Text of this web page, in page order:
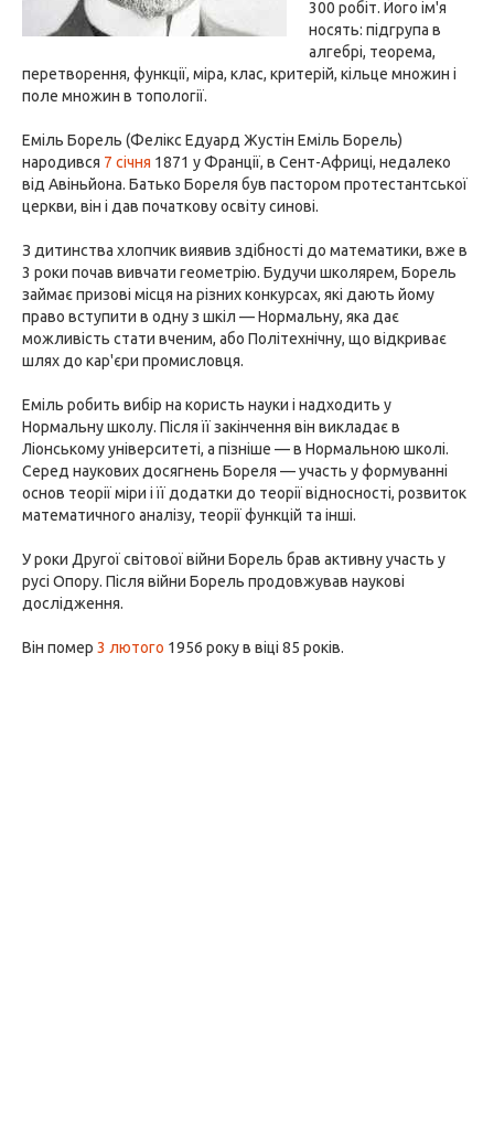
300 робіт. Його ім'я
носять: підгрупа в
алгебрі, теорема,
перетворення, функції, міра, клас, критерій, кільце множин і
поле множин в топології.
Еміль Борель (Фелікс Едуард Жустін Еміль Борель)
народився 7 січня 1871 у Франції, в Сент-Африці, недалеко
від Авіньйона. Батько Бореля був пастором протестантської
церкви, він і дав початкову освіту синові.
З дитинства хлопчик виявив здібності до математики, вже в
3 роки почав вивчати геометрію. Будучи школярем, Борель
займає призові місця на різних конкурсах, які дають йому
право вступити в одну з шкіл — Нормальну, яка дає
можливість стати вченим, або Політехнічну, що відкриває
шлях до кар'єри промисловця.
Еміль робить вибір на користь науки і надходить у
Нормальну школу. Після її закінчення він викладає в
Ліонському університеті, а пізніше — в Нормальною школі.
Серед наукових досягнень Бореля — участь у формуванні
основ теорії міри і її додатки до теорії відносності, розвиток
математичного аналізу, теорії функцій та інші.
У роки Другої світової війни Борель брав активну участь у
русі Опору. Після війни Борель продовжував наукові
дослідження.
Він помер 3 лютого 1956 року в віці 85 років.